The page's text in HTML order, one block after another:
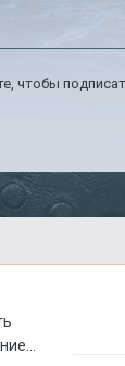
чтобы